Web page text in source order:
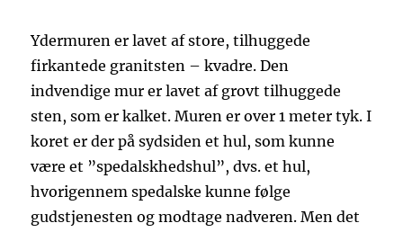
Ydermuren er lavet af store, tilhuggede
firkantede granitsten – kvadre. Den
indvendige mur er lavet af grovt tilhuggede
sten, som er kalket. Muren er over 1 meter tyk. I
koret er der på sydsiden et hul, som kunne
være et ”spedalskhedshul”, dvs. et hul,
hvorigennem spedalske kunne følge
gudstjenesten og modtage nadveren. Men det